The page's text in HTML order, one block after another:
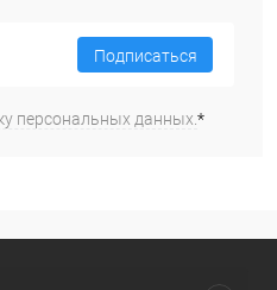
Подписаться
персональных данных.*